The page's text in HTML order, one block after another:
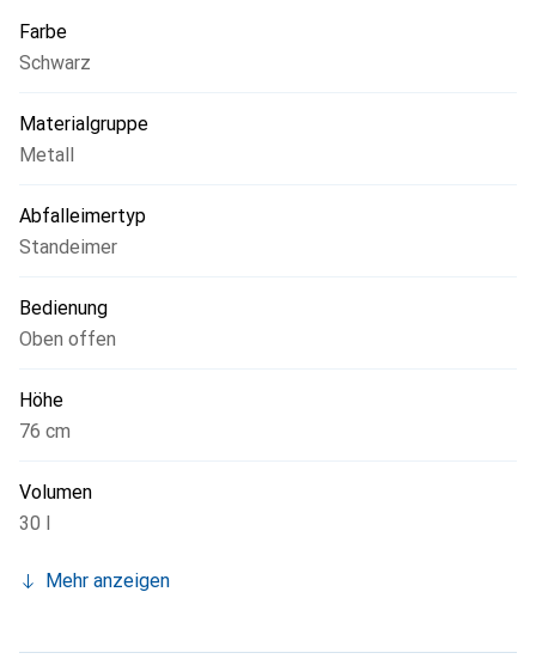
Farbe
Schwarz
Materialgruppe
Metall
Abfalleimertyp
Standeimer
Bedienung
Oben offen
Höhe
76 cm
Volumen
30 l
Mehr anzeigen